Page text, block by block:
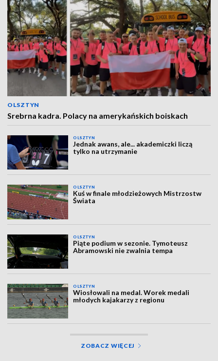
OLSZTYN
Srebrna kadra. Polacy na amerykańskich boiskach
OLSZTYN
Jednak awans, ale... akademiczki liczą
tylko na utrzymanie
OLSZTYN
Kuś w finale młodzieżowych Mistrzostw
Świata
OLSZTYN
Piąte podium w sezonie. Tymoteusz
Abramowski nie zwalnia tempa
OLSZTYN
Wiosłowali na medal. Worek medali
młodych kajakarzy z regionu
ZOBACZ WIĘCEJ